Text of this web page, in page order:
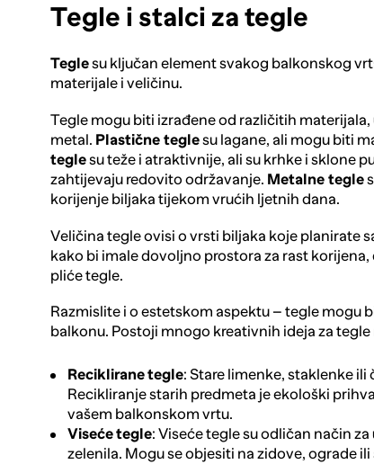
Tegle i stalci za tegle
Teglesu ključan element svakog balkonskog
materijale i veličinu.
Tegle mogu biti izrađene od različitih
metal. Plastične teglesu lagane, ali mogu biti
teglesu teže i atraktivnije, ali su krhke i sklone
zahtijevaju redovito održavanje. Metalne tegle
korijenje biljaka tijekom vrućih ljetnih dana.
Veličina tegle ovisi o vrsti biljaka koje planirate
kako bi imale dovoljno prostora za rast
pliće tegle.
Razmislite i o estetskom aspektu – tegle mogu
balkonu. Postoji mnogo kreativnih ideja za tegle
Recikliranetegle: Stare limenke, staklenke
Recikliranje starih predmeta je ekološki
vašem balkonskom vrtu.
Visećetegle: Viseće teglesu odličan način
zelenila. Mogu se objesiti na zidove, ograde